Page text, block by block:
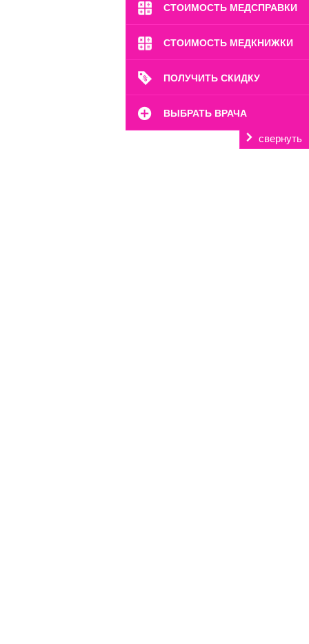
СТОИМОСТЬ МЕДСПРАВКИ
СТОИМОСТЬ МЕДКНИЖКИ
ПОЛУЧИТЬ СКИДКУ
ВЫБРАТЬ ВРАЧА
свернуть